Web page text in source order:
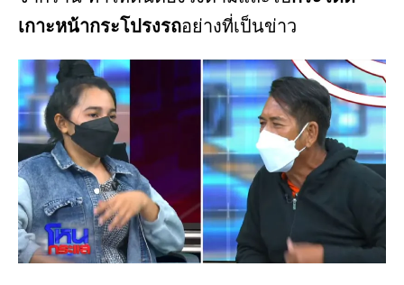
เกาะหน้ากระโปรงรถอย่างที่เป็นข่าว